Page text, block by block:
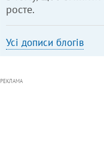
росте.
Усі дописи блогів
РЕКЛАМА